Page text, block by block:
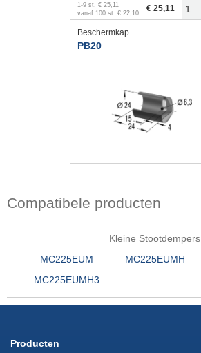
1 -9 st. € 25,11
vanaf 100 st. € 22,10 € 25,11
Beschermkap
PB20
Compatibele producten
Kleine Stootdempers
MC225EUM
MC225EUMH
MC225EUMH3
Producten